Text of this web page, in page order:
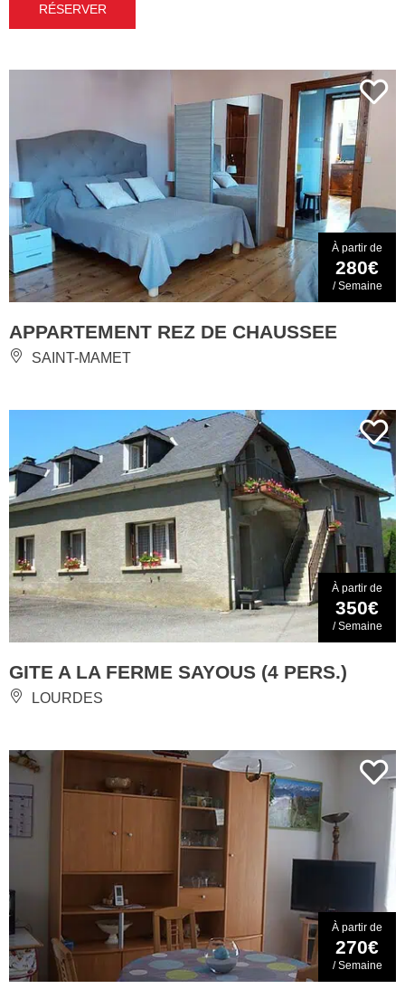
RÉSERVER
À partir de
280€
/ Semaine
APPARTEMENT REZ DE CHAUSSEE
SAINT-MAMET
À partir de
350€
/ Semaine
GITE A LA FERME SAYOUS (4 PERS.)
LOURDES
À partir de
270€
/ Semaine